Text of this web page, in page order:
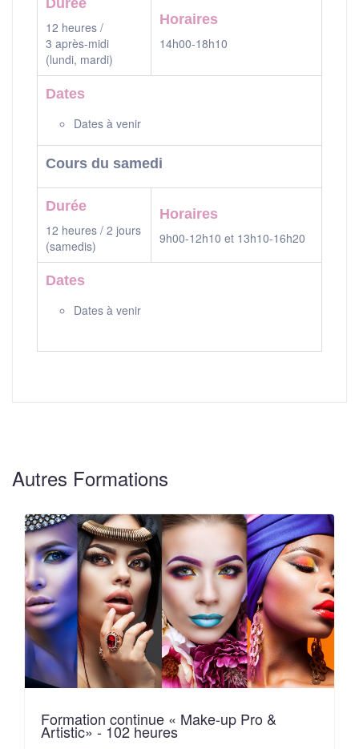
12 heures /
3 après-midi
(lundi, mardi)
Horaires
14h00-18h10
Dates
Dates à venir
Cours du samedi
Durée
12 heures / 2 jours
(samedis)
Horaires
9h00-12h10 et 13h10-16h20
Dates
Dates à venir
Autres Formations
Formation continue « Make-up Pro &
Artistic» - 102 heures